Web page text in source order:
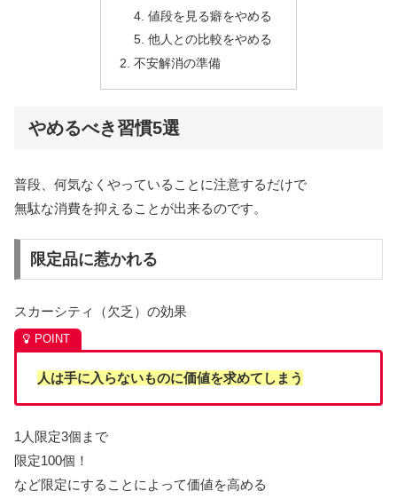
値段を見る癖をやめる
他人との比較をやめる
不安解消の準備
やめるべき習慣5選
普段、何気なくやっていることに注意するだけで
無駄な消費を抑えることが出来るのです。
限定品に惹かれる
スカーシティ（欠乏）の効果
人は手に入らないものに価値を求めてしまう
1人限定3個まで
限定100個！
など限定にすることによって価値を高める